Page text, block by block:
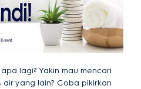
lagi? Yakin mau mencari
yang lain? Coba pikirkan